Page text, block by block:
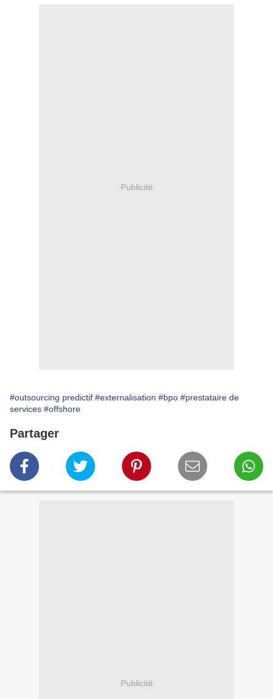
Publicité
#outsourcing predictif #externalisation #bpo #prestataire de
services #offshore
Partager
Publicité